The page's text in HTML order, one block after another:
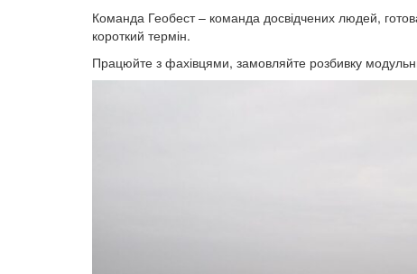
Команда Геобест – команда досвідчених людей,
короткий термін.
Працюйте з фахівцями, замовляйте розбивку